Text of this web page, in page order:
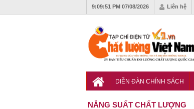
9:09:52 PM 07/08/2026 Liên hệ
DIỄN ĐÀN CHÍNH SÁCH
NĂNG SUẤT CHẤT LƯỢNG